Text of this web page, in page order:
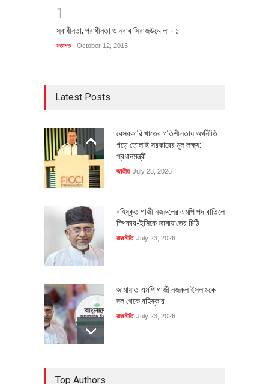
1
স্বাধীনতা, পরাধীনতা ও নবাব সিরাজউদ্দৌলা - ১
মতামত October 12, 2013
Latest Posts
বেসরকারি খাতের গতিশীলতায় অর্থনীতি
গড়ে তোলাই সরকারের মূল লক্ষ্য:
প্রধানমন্ত্রী
জাতীয় July 23, 2026
বহিষ্কৃত গাজী নজরু‌লের এম‌পি পদ বা‌তি‌লে
স্পিকার-ইসিকে জামায়া‌তের চি‌ঠি
রাজনীতি July 23, 2026
জামায়াত এমপি গাজী নজরুল ইসলামকে
দল থেকে বহিষ্কার
রাজনীতি July 23, 2026
Top Authors